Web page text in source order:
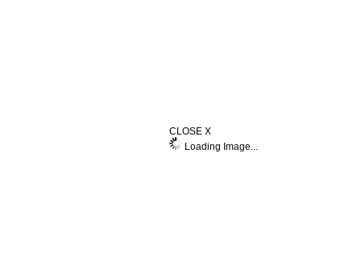
CLOSE X
Loading Image...